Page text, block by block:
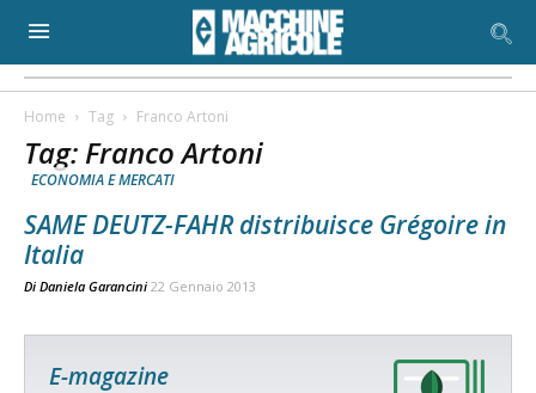
Home Tag Franco Artoni
Tag: Franco Artoni
ECONOMIA E MERCATI
SAME DEUTZ-FAHR distribuisce Grégoire in
Italia
Di Daniela Garancini 22 Gennaio 2013
E-magazine